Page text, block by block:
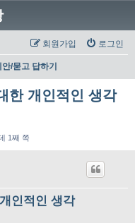
로그인
회원가입
/묻고 답하기
한 개인적인 생각
1째 쪽
인적인 생각